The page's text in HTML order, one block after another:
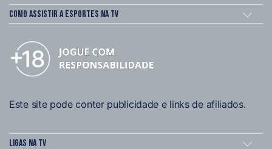
Como assistir a esportes na TV
Este site pode conter publicidade e links de afiliados.
Ligas na TV